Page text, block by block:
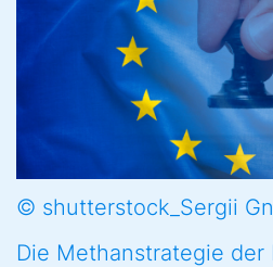
© shutterstock_Sergii
Die Methanstrategie